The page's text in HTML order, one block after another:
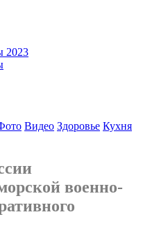
2023
Видео Здоровье Кухня
военно-